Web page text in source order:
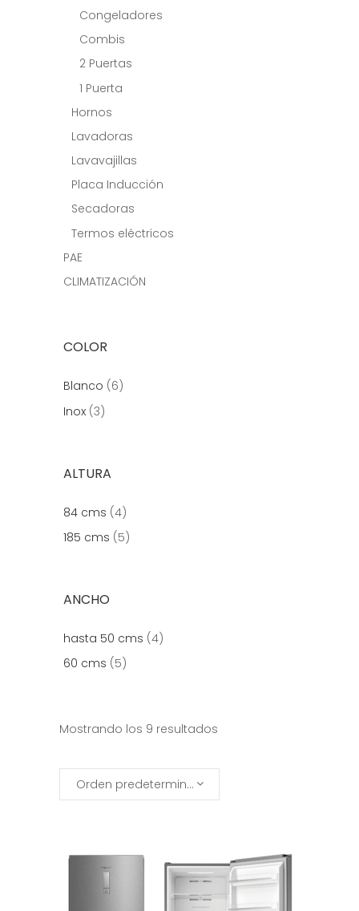
Congeladores
Combis
2 Puertas
1 Puerta
Hornos
Lavadoras
Lavavajillas
Placa Inducción
Secadoras
Termos eléctricos
PAE
CLIMATIZACIÓN
COLOR
Blanco (6)
Inox (3)
ALTURA
84 cms (4)
185 cms (5)
ANCHO
hasta 50 cms (4)
60 cms (5)
Mostrando los 9 resultados
Orden predeterminado